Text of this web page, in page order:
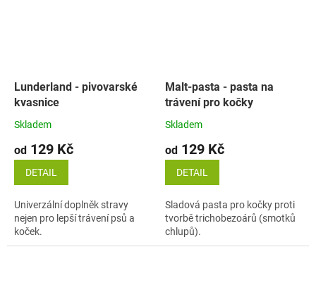
Lunderland - pivovarské
kvasnice
Skladem
od 129 Kč
DETAIL
Univerzální doplněk stravy
nejen pro lepší trávení psů a
koček.
Malt-pasta - pasta na
trávení pro kočky
Skladem
od 129 Kč
DETAIL
Sladová pasta pro kočky proti
tvorbě trichobezoárů (smotků
chlupů).